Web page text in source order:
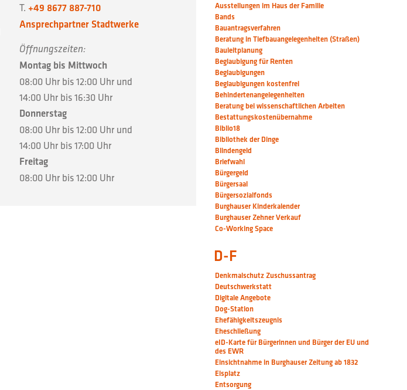
T. +49 8677 887-710
Ansprechpartner Stadtwerke
Öffnungszeiten:
Montag bis Mittwoch
08:00 Uhr bis 12:00 Uhr und
14:00 Uhr bis 16:30 Uhr
Donnerstag
08:00 Uhr bis 12:00 Uhr und
14:00 Uhr bis 17:00 Uhr
Freitag
08:00 Uhr bis 12:00 Uhr
Ausstellungen im Haus der Familie
Bands
Bauantragsverfahren
Beratung in Tiefbauangelegenheiten (Straßen)
Bauleitplanung
Beglaubigung für Renten
Beglaubigungen
Beglaubigungen kostenfrei
Behindertenangelegenheiten
Beratung bei wissenschaftlichen Arbeiten
Bestattungskostenübernahme
Biblio18
Bibliothek der Dinge
Blindengeld
Briefwahl
Bürgergeld
Bürgersaal
Bürgersozialfonds
Burghauser Kinderkalender
Burghauser Zehner Verkauf
Co-Working Space
D-F
Denkmalschutz Zuschussantrag
Deutschwerkstatt
Digitale Angebote
Dog-Station
Ehefähigkeitszeugnis
Eheschließung
eID-Karte für Bürgerinnen und Bürger der EU und
des EWR
Einsichtnahme in Burghauser Zeitung ab 1832
Eisplatz
Entsorgung